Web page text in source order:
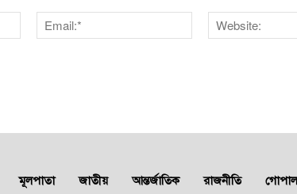
Name:*
Email:*
মূলপাতা জাতীয় আন্তর্জাতিক রাজনীতি